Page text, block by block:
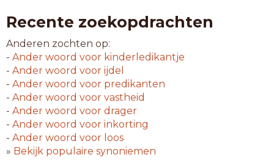
Recente zoekopdrachten
Anderen zochten op:
- Ander woord voor kinderledikantje
- Ander woord voor ijdel
- Ander woord voor predikanten
- Ander woord voor vastheid
- Ander woord voor drager
- Ander woord voor inkorting
- Ander woord voor loos
» Bekijk populaire synoniemen